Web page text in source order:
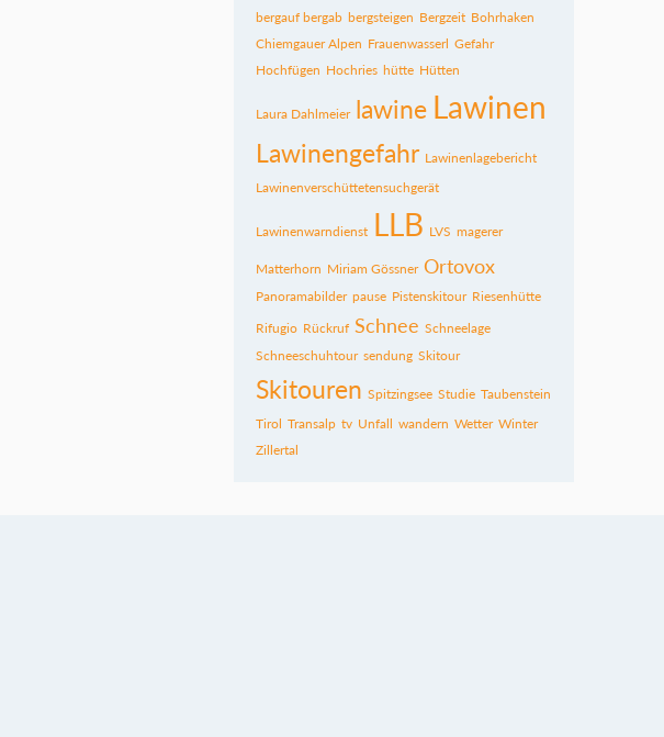
bergauf bergab bergsteigen Bergzeit Bohrhaken
Chiemgauer Alpen Frauenwasserl Gefahr
Hochfügen Hochries hütte Hütten
Laura Dahlmeier lawine Lawinen
Lawinengefahr Lawinenlagebericht
Lawinenverschüttetensuchgerät
Lawinenwarndienst LLB LVS magerer
Matterhorn Miriam Gössner Ortovox
Panoramabilder pause Pistenskitour Riesenhütte
Rifugio Rückruf Schnee Schneelage
Schneeschuhtour sendung Skitour
Skitouren Spitzingsee Studie Taubenstein
Tirol Transalp tv Unfall wandern Wetter Winter
Zillertal